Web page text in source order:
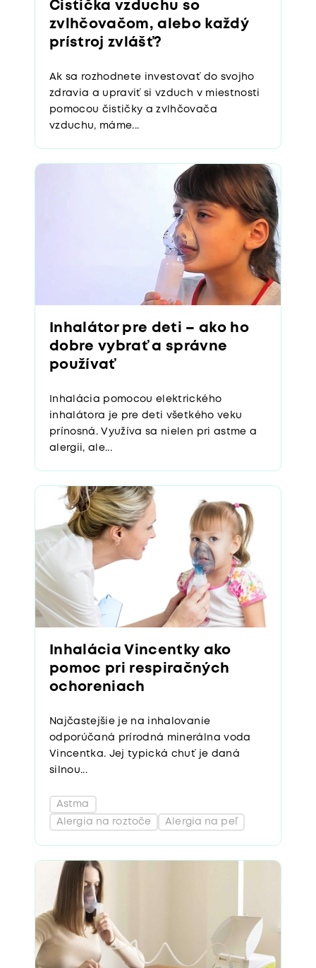
Čistička vzduchu so
zvlhčovačom, alebo každý
prístroj zvlášť?
Ak sa rozhodnete investovať do svojho
zdravia a upraviť si vzduch v miestnosti
pomocou čističky a zvlhčovača
vzduchu, máme...
Inhalátor pre deti – ako ho
dobre vybrať a správne
používať
Inhalácia pomocou elektrického
inhalátora je pre deti všetkého veku
prínosná. Využíva sa nielen pri astme a
alergii, ale...
Inhalácia Vincentky ako
pomoc pri respiračných
ochoreniach
Najčastejšie je na inhalovanie
odporúčaná prírodná minerálna voda
Vincentka. Jej typická chuť je daná
silnou...
Alergia na roztoče Alergia na peľ
Astma